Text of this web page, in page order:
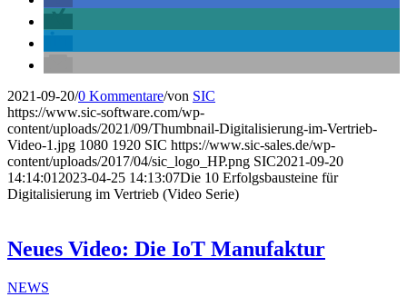
2021-09-20/0 Kommentare/von SIC
https://www.sic-software.com/wp-
content/uploads/2021/09/Thumbnail-Digitalisierung-im-Vertrieb-
Video-1.jpg 1080 1920 SIC https://www.sic-sales.de/wp-
content/uploads/2017/04/sic_logo_HP.png SIC2021-09-20
14:14:01 2023-04-25 14:13:07Die 10 Erfolgsbausteine für
Digitalisierung im Vertrieb (Video Serie)
Neues Video: Die IoT Manufaktur
NEWS